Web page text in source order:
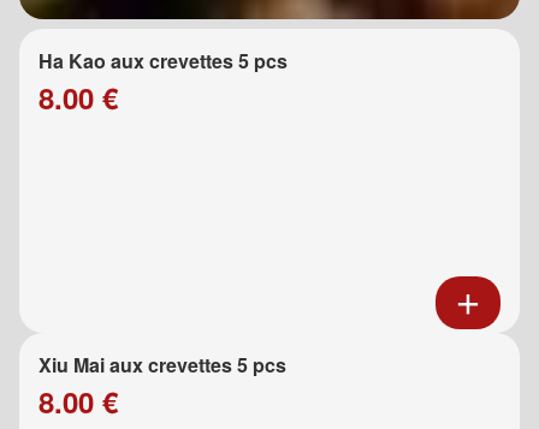
Ha Kao aux crevettes 5 pcs
8.00 €
Xiu Mai aux crevettes 5 pcs
8.00 €